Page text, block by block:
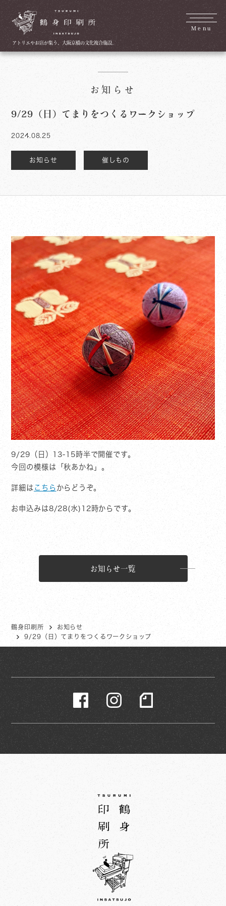
アトリエやお店が集う、大阪京橋の文化複合施設。
Menu
お知らせ
9/29（日）てまりをつくるワークショップ
2024.08.25
お知らせ 催しもの
9/29（日）13-15時半で開催です。
今回の模様は「秋あかね」。
詳細は こちら からどうぞ。
お申込みは8/28(水)12時からです。
お知らせ一覧
鶴身印刷所
お知らせ
9/29（日）てまりをつくるワークショップ